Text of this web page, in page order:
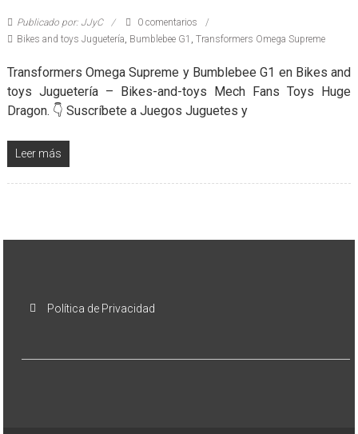
Publicado por: JJyC
0 comentarios
Bikes and toys Juguetería Bumblebee G1 Transformers Omega Supreme
Transformers Omega Supreme y Bumblebee G1 en Bikes and
toys Juguetería – Bikes-and-toys Mech Fans Toys Huge
Dragon. 👇 Suscríbete a Juegos Juguetes y
Leer más
Política de Privacidad